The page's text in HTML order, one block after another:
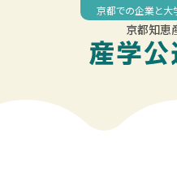
京都での企業と大
京都知恵